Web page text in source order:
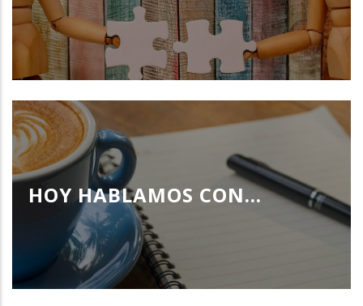
HOY HABLAMOS CON...